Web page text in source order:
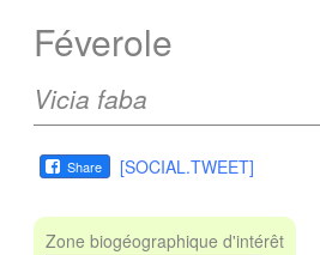
Féverole
Vicia faba
Share [SOCIAL.TWEET]
Zone biogéographique d'intérêt